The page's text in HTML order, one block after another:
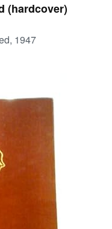
(hardcover)
1947